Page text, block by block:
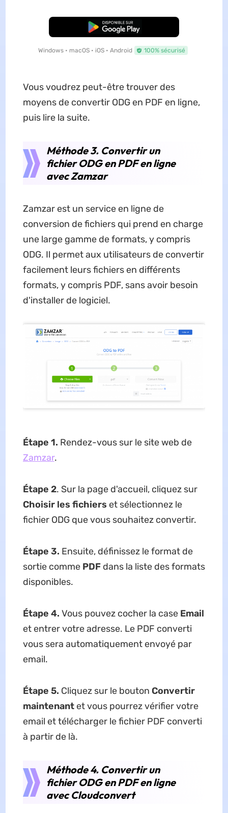
TÉLÉCHARGER
Windows • macOS • iOS • Android 100% sécurisé
Vous voudrez peut-être trouver des
moyens de convertir ODG en PDF en ligne,
puis lire la suite.
Méthode 3. Convertir un
fichier ODG en PDF en ligne
avec Zamzar
Zamzar est un service en ligne de
conversion de fichiers qui prend en charge
une large gamme de formats, y compris
ODG. Il permet aux utilisateurs de convertir
facilement leurs fichiers en différents
formats, y compris PDF, sans avoir besoin
d'installer de logiciel.
Étape 1. Rendez-vous sur le site web de
Zamzar.
Étape 2. Sur la page d'accueil, cliquez sur
Choisir les fichiers et sélectionnez le
fichier ODG que vous souhaitez convertir.
Étape 3. Ensuite, définissez le format de
sortie comme PDFdans la liste des formats
disponibles.
Étape 4. Vous pouvez cocher la case Email
et entrer votre adresse. Le PDF converti
vous sera automatiquement envoyé par
email.
Étape 5. Cliquez sur le bouton Convertir
maintenant et vous pourrez vérifier votre
email et télécharger le fichier PDF converti
à partir de là.
Méthode 4. Convertir un
fichier ODG en PDF en ligne
avec Cloudconvert